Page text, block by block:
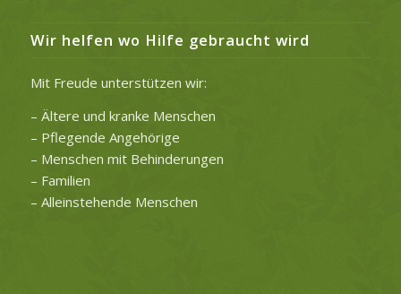
Wir helfen wo Hilfe gebraucht wird
Mit Freude unterstützen wir:
– Ältere und kranke Menschen
– Pflegende Angehörige
– Menschen mit Behinderungen
– Familien
– Alleinstehende Menschen